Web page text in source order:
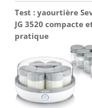
Test : yaourtière
JG 3520 compacte
pratique